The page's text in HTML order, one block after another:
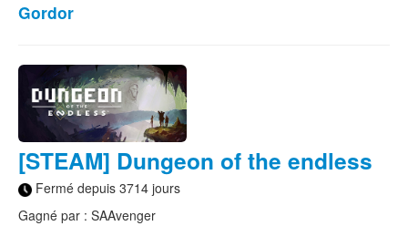
Gordor
[STEAM] Dungeon of the endless
Fermé depuis 3714 jours
Gagné par : SAAvenger